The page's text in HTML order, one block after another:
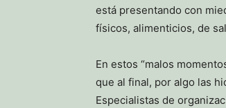
está presentando con
físicos, alimenticios, de
En estos “malos
que al final, por algo las
Especialistas de